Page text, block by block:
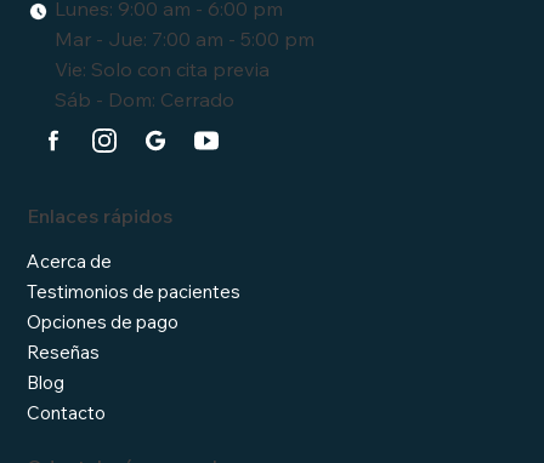
Lunes: 9:00 am - 6:00 pm
Mar - Jue: 7:00 am - 5:00 pm
Vie: Solo con cita previa
Sáb - Dom: Cerrado
Enlaces rápidos
Acerca de
Testimonios de pacientes
Opciones de pago
Reseñas
Blog
Contacto